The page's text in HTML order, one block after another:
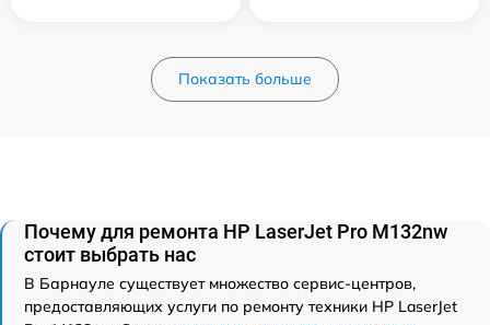
Показать больше
Почему для ремонта HP LaserJet Pro M132nw
стоит выбрать нас
В Барнауле существует множество сервис-центров,
предоставляющих услуги по ремонту техники HP LaserJet